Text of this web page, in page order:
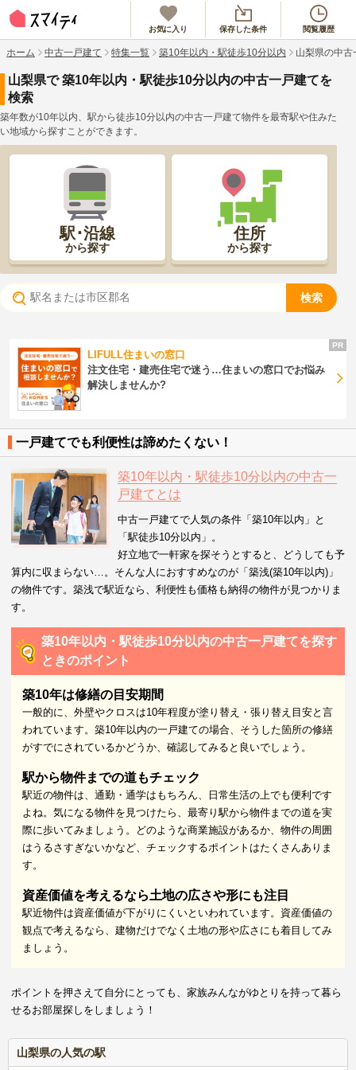
お気に入り 保存した条件 閲覧履歴
ホーム 中古一戸建て 特集一覧 築10年以内・駅徒歩10分以内 山梨県の中古
山梨県で築10年以内・駅徒歩10分以内の中古一戸建てを
検索
築年数が10年以内、駅から徒歩10分以内の中古一戸建て物件を最寄駅や住みた
い地域から探すことができます。
駅･沿線
から探す
住所
から探す
検索
LIFULL住まいの窓口
注文住宅・建売住宅で迷う…住まいの窓口でお悩み
解決しませんか?
一戸建てでも利便性は諦めたくない！
築10年以内・駅徒歩10分以内の中古一
戸建てとは
中古一戸建てで人気の条件「築10年以内」と
「駅徒歩10分以内」。
好立地で一軒家を探そうとすると、どうしても予
算内に収まらない…。そんな人におすすめなのが「築浅(築10年以内)」
の物件です。築浅で駅近なら、利便性も価格も納得の物件が見つかりま
す。
築10年以内・駅徒歩10分以内の中古一戸建てを探す
ときのポイント
築10年は修繕の目安期間
一般的に、外壁やクロスは10年程度が塗り替え・張り替え目安と言
われています。築10年以内の一戸建ての場合、そうした箇所の修繕
がすでにされているかどうか、確認してみると良いでしょう。
駅から物件までの道もチェック
駅近の物件は、通勤・通学はもちろん、日常生活の上でも便利です
よね。気になる物件を見つけたら、最寄り駅から物件までの道を実
際に歩いてみましょう。どのような商業施設があるか、物件の周囲
はうるさすぎないかなど、チェックするポイントはたくさんありま
す。
資産価値を考えるなら土地の広さや形にも注目
駅近物件は資産価値が下がりにくいといわれています。資産価値の
観点で考えるなら、建物だけでなく土地の形や広さにも着目してみ
ましょう。
ポイントを押さえて自分にとっても、家族みんながゆとりを持って暮ら
せるお部屋探しをしましょう！
山梨県の人気の駅